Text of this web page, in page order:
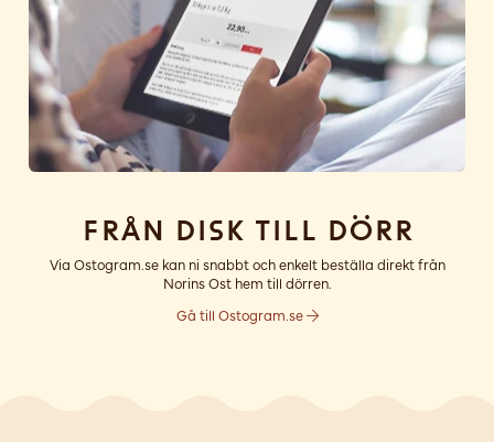
Från disk till dörr
Via Ostogram.se kan ni snabbt och enkelt beställa direkt från
Norins Ost hem till dörren.
Gå till Ostogram.se